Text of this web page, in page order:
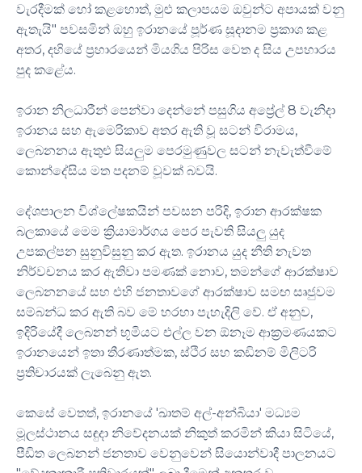
වැරදීමක් හෝ කළහොත්, මුළු කලාපයම ඔවුන්ට අපායක් වනු
ඇතැයි" පවසමින් ඔහු ඉරානයේ පූර්ණ සූදානම ප්‍රකාශ කළ
අතර, දහියේ ප්‍රහාරයෙන් මියගිය පිරිස වෙත ද සිය උපහාරය
පුද කළේය.
ඉරාන නිලධාරීන් පෙන්වා දෙන්නේ පසුගිය අප්‍රේල් 8 වැනිදා
ඉරානය සහ ඇමෙරිකාව අතර ඇති වූ සටන් විරාමය,
ලෙබනනය ඇතුළු සියලුම පෙරමුණුවල සටන් නැවැත්වීමේ
කොන්දේසිය මත පදනම් වූවක් බවයි.
දේශපාලන විශ්ලේෂකයින් පවසන පරිදි, ඉරාන ආරක්ෂක
බලකායේ මෙම ක්‍රියාමාර්ගය පෙර පැවති සියලු යුද
උපකල්පන සුනුවිසුනු කර ඇත. ඉරානය යුද නීති නැවත
නිර්වචනය කර ඇතිවා පමණක් නොව, තමන්ගේ ආරක්ෂාව
ලෙබනනයේ සහ එහි ජනතාවගේ ආරක්ෂාව සමඟ සෘජුවම
සම්බන්ධ කර ඇති බව මේ හරහා පැහැදිලි වේ. ඒ අනුව,
ඉදිරියේදී ලෙබනන් භූමියට එල්ල වන ඕනෑම ආක්‍රමණයකට
ඉරානයෙන් ඉතා තීරණාත්මක, ස්ථිර සහ කඩිනම් මිලිටරි
ප්‍රතිචාරයක් ලැබෙනු ඇත.
කෙසේ වෙතත්, ඉරානයේ 'ඛාතම් අල්-අන්බියා' මධ්‍යම
මූලස්ථානය සඳුදා නිවේදනයක් නිකුත් කරමින් කියා සිටියේ,
පීඩිත ලෙබනන් ජනතාව වෙනුවෙන් සියොන්වාදී පාලනයට